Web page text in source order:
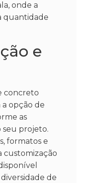
onde a
quantidade
e
concreto
opção de
as
seu projeto.
formatos e
customização
de